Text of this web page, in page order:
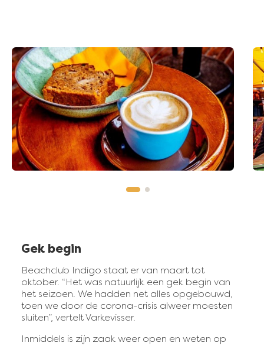
Gek begin
Beachclub Indigo staat er van maart tot
oktober. “Het was natuurlijk een gek begin van
het seizoen. We hadden net alles opgebouwd,
toen we door de corona-crisis alweer moesten
sluiten”, vertelt Varkevisser.
Inmiddels is zijn zaak weer open en weten op